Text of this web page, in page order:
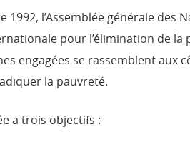
1992, l’Assemblée générale
pour l’élimination de
engagées se rassemblent aux
la pauvreté.
a trois objectifs :